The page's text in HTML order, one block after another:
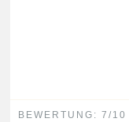
BEWERTUNG: 7/10